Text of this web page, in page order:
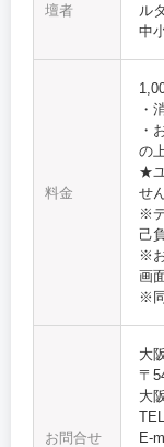
壇者
ル
中
料金
・
・
の
★
せ
※
己
※
画
※
お問合せ
大
〒
大
E-